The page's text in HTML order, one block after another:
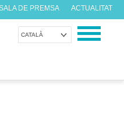
CATALÀ
DE PREMSA ACTUALITAT